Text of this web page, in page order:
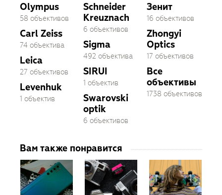
Olympus
58 объективов
Carl Zeiss
74 объектива
Leica
27 объективов
Levenhuk
1 объектив
Schneider
Kreuznach
6 объективов
Sigma
492 объектива
SIRUI
1 объектив
Swarovski
optik
6 объективов
Зенит
16 объективов
Zhongyi
Optics
17 объективов
Все
объективы
1738 объективов
Вам также понравится